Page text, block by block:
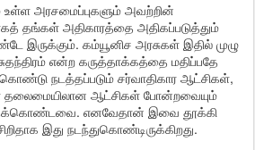
உள்ள அரசமைப்புகளும் அவற்றின்
தங்கள் அதிகாரத்தை அதிகப்படுத்தும்
இருக்கும். கம்யூனிச அரசுகள் இதில் முழு
என்ற கருத்தாக்கத்தை மதிப்பதே
நடத்தப்படும் சர்வாதிகார ஆட்சிகள்,
ஆட்சிகள் போன்றவையும்
எனவேதான் இவை தூக்கி
இது நடந்துகொண்டிருக்கிறது.